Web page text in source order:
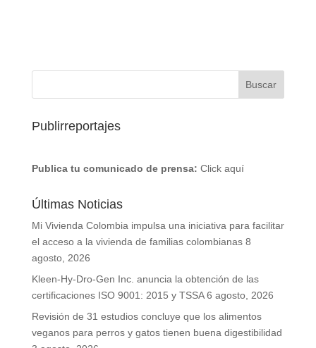
Publirreportajes
Publica tu comunicado de prensa: Click aquí
Últimas Noticias
Mi Vivienda Colombia impulsa una iniciativa para facilitar
el acceso a la vivienda de familias colombianas 8
agosto, 2026
Kleen-Hy-Dro-Gen Inc. anuncia la obtención de las
certificaciones ISO 9001: 2015 y TSSA 6 agosto, 2026
Revisión de 31 estudios concluye que los alimentos
veganos para perros y gatos tienen buena digestibilidad